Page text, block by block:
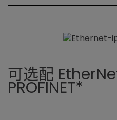
可选配
PROFINET*